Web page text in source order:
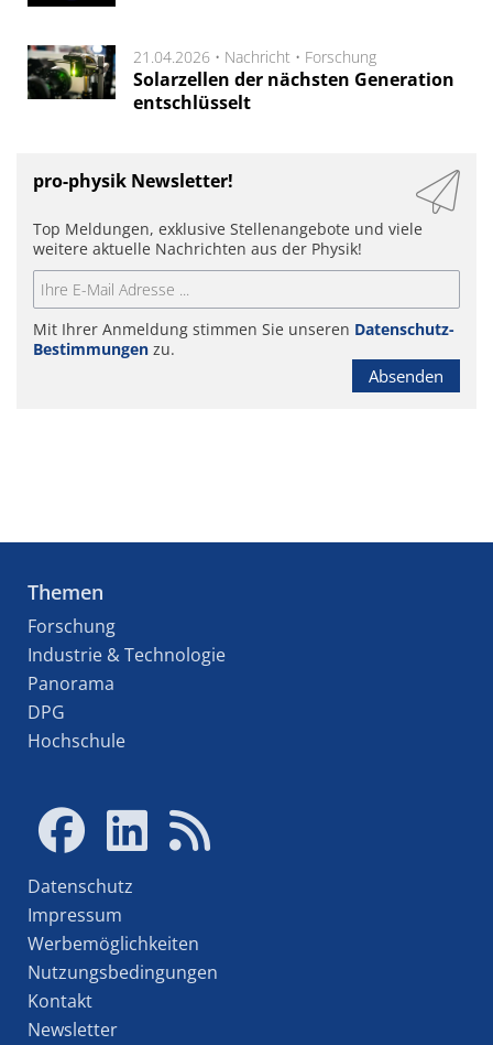
21.04.2026 • Nachricht • Forschung
Solarzellen der nächsten Generation
entschlüsselt
pro-physik Newsletter!
Top Meldungen, exklusive Stellenangebote und viele
weitere aktuelle Nachrichten aus der Physik!
Mit Ihrer Anmeldung stimmen Sie unseren Datenschutz-
Bestimmungen zu.
Absenden
Themen
Forschung
Industrie & Technologie
Panorama
DPG
Hochschule
Datenschutz
Impressum
Werbemöglichkeiten
Nutzungsbedingungen
Kontakt
Newsletter